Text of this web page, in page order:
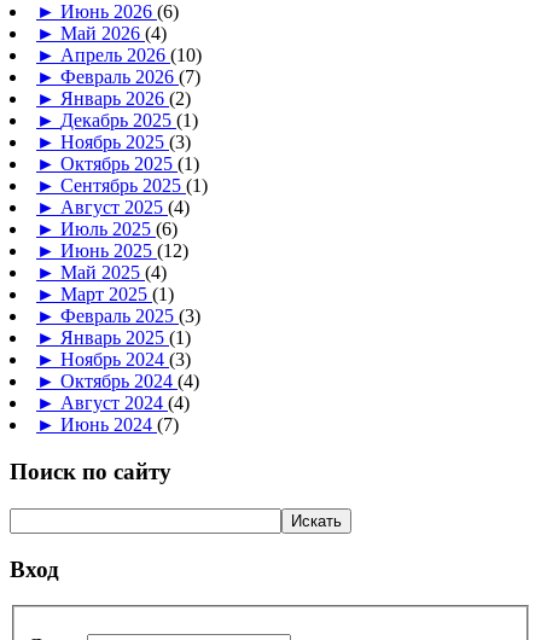
► Июнь 2026 (6)
► Май 2026 (4)
► Апрель 2026 (10)
► Февраль 2026 (7)
► Январь 2026 (2)
► Декабрь 2025 (1)
► Ноябрь 2025 (3)
► Октябрь 2025 (1)
► Сентябрь 2025 (1)
► Август 2025 (4)
► Июль 2025 (6)
► Июнь 2025 (12)
► Май 2025 (4)
► Март 2025 (1)
► Февраль 2025 (3)
► Январь 2025 (1)
► Ноябрь 2024 (3)
► Октябрь 2024 (4)
► Август 2024 (4)
► Июнь 2024 (7)
Поиск по сайту
Вход